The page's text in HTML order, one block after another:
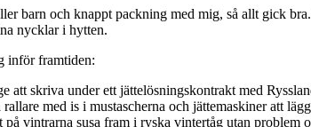
barn och knappt packning med mig, så allt gick
nycklar i hytten.
inför framtiden:
att skriva under ett jättelösningskontrakt med
med is i mustascherna och jättemaskiner att
vintrarna susa fram i ryska vintertåg utan problem